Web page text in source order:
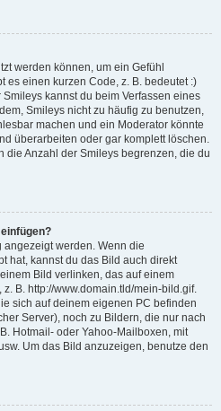
werden können, um ein Gefühl
es einen kurzen Code, z. B. bedeutet :)
kannst du beim Verfassen eines
Smileys nicht zu häufig zu benutzen,
machen und ein Moderator könnte
überarbeiten oder gar komplett löschen.
die Anzahl der Smileys begrenzen, die du
werden. Wenn die
hat, kannst du das Bild auch direkt
Bild verlinken, das auf einem
B. http://www.domain.tld/mein-bild.gif.
sich auf deinem eigenen PC befinden
Server), noch zu Bildern, die nur nach
Hotmail- oder Yahoo-Mailboxen, mit
Um das Bild anzuzeigen, benutze den